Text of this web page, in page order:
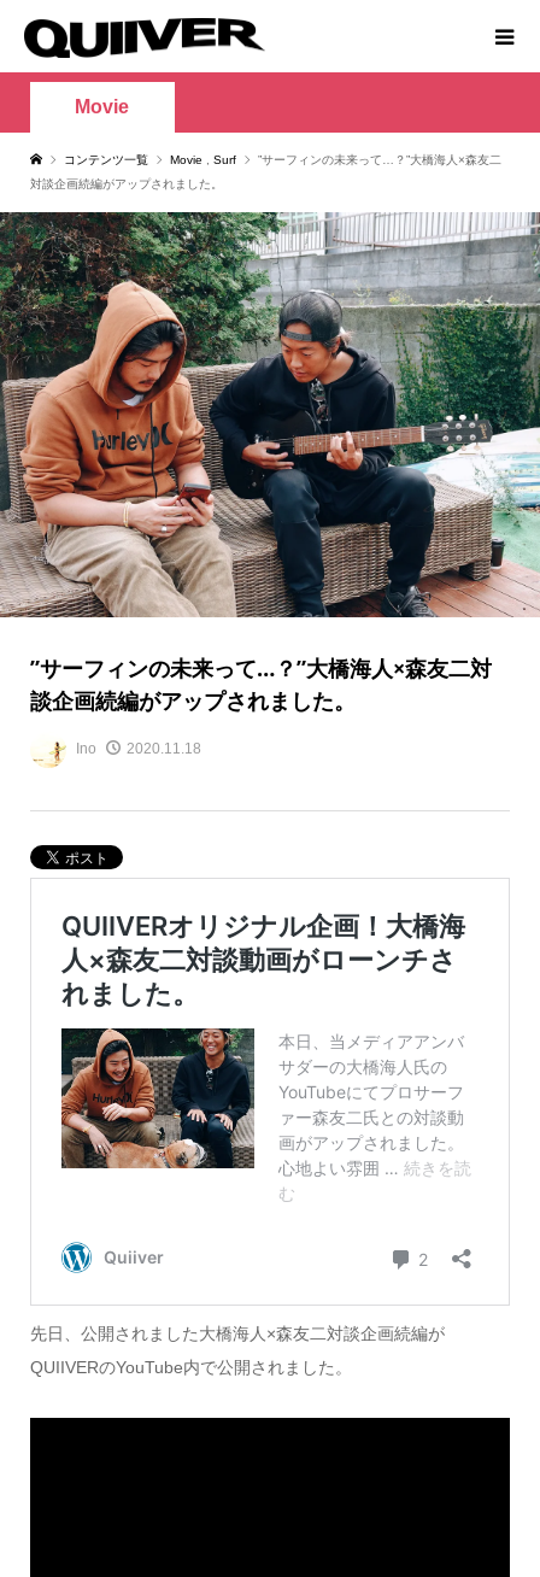
Movie
コンテンツ一覧 Movie Surf
”サーフィンの未来って…？”大橋海人×森友二
対談企画続編がアップされました。
”サーフィンの未来って…？”大橋海人×森友二対
談企画続編がアップされました。
Ino 2020.11.18
先日、公開されました大橋海人×森友二対談企画続編が
QUIIVERのYouTube内で公開されました。